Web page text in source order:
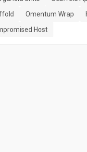
Omentum Wrap
Host